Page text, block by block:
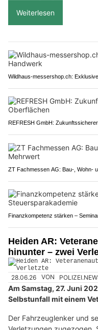
Weiterlesen
Wildhaus-messershop.ch:
REFRESH GmbH:
ZT Fachmessen AG: Bau-, Wohn-
Finanzkompetenz stärken –
Heiden AR:
hinunter – zwei
28.06.26 VON
Am Samstag, 27. Juni
Selbstunfall mit einem
Der Fahrzeuglenker und